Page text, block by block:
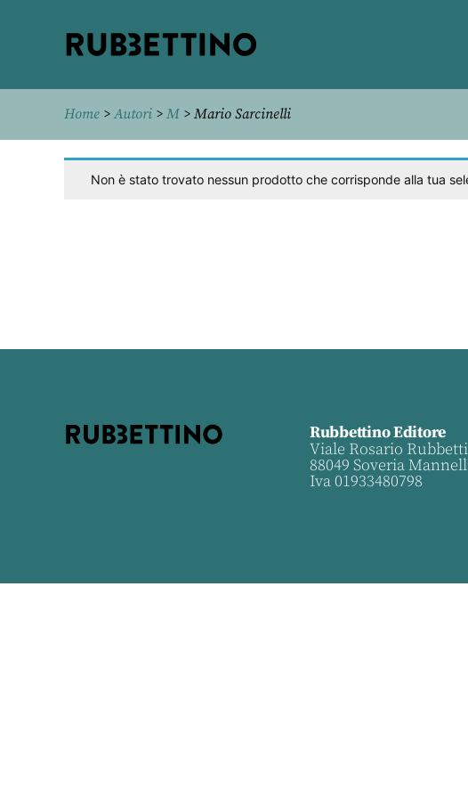
Home >Autori > M > Mario Sarcinelli
Non è stato trovato nessun prodotto che corrisponde alla tua
Rubbettino Editore
Viale Rosario
88049 Soveria
Iva 01933480798